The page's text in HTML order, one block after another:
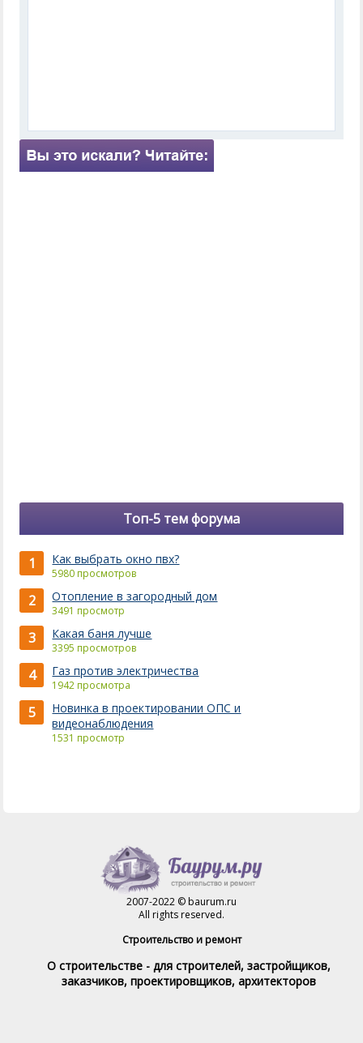
Топ-5 тем форума
1 Как выбрать окно пвх?
5980 просмотров
2 Отопление в загородный дом
3491 просмотр
3 Какая баня лучше
3395 просмотров
4 Газ против электричества
1942 просмотра
5
Новинка в проектировании ОПС и
видеонаблюдения
1531 просмотр
2007-2022 © baurum.ru
All rights reserved.
Строительство и ремонт
О строительстве - для строителей, застройщиков,
заказчиков, проектировщиков, архитекторов